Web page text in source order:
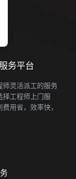
务平台
师灵活派工的服务
择工程师上门服
用省，效率快，